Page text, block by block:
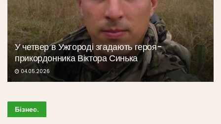
У четвер в Ужгороді згадають героя-
прикордонника Віктора Синька
04.05.2026
Бізнес.